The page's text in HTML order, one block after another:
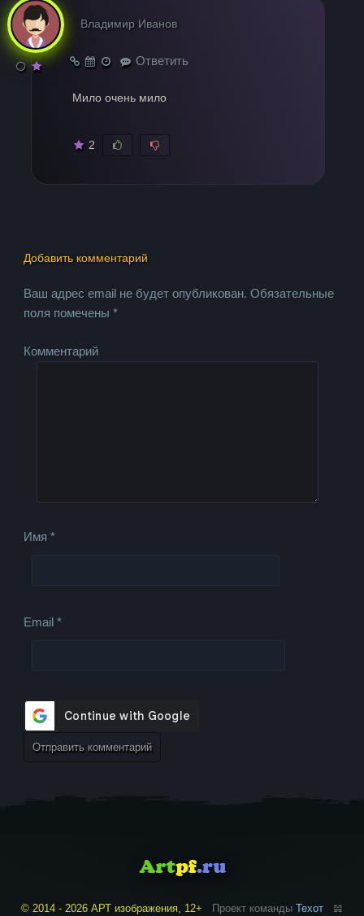
Владимир Иванов
Ответить
Мило очень мило
2
Добавить комментарий
Ваш адрес email не будет опубликован. Обязательные
поля помечены*
Комментарий
Имя*
Email*
© 2014 - 2026 АРТ изображения, 12+ Проект команды Техот 𝌴